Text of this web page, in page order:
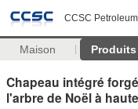
CCSC
Maison Produits
Chapeau intégré
l'arbre de Noël à